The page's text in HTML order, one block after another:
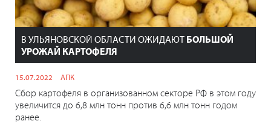
В УЛЬЯНОВСКОЙ ОБЛАСТИ ОЖИДАЮТ БОЛЬШОЙ
УРОЖАЙ КАРТОФЕЛЯ
15.07.2022 АПК
Сбор картофеля в организованном секторе РФ в этом году
увеличится до 6,8 млн тонн против 6,6 млн тонн годом
ранее.